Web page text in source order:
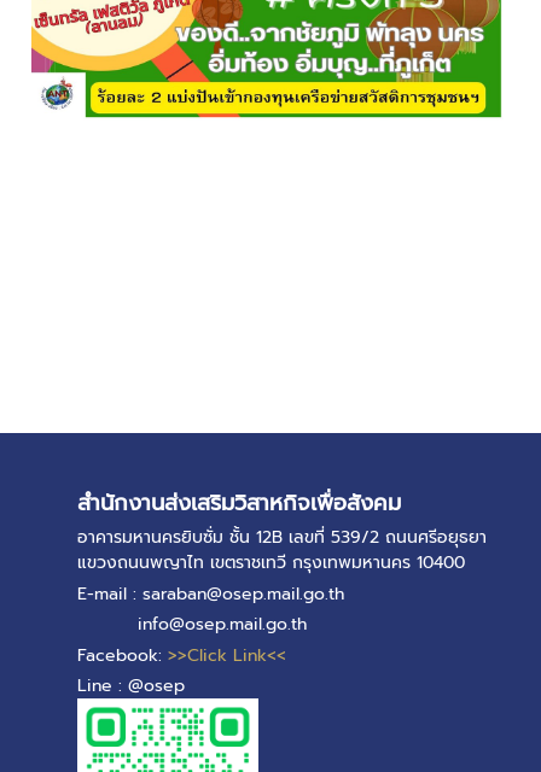
สำนักงานส่งเสริมวิสาหกิจเพื่อสังคม
อาคารมหานครยิบซั่ม ชั้น 12B เลขที่ 539/2 ถนนศรีอยุธยา
แขวงถนนพญาไท เขตราชเทวี กรุงเทพมหานคร 10400
E-mail : saraban@osep.mail.go.th
info@osep.mail.go.th
Facebook: >>Click Link<<
Line : @osep